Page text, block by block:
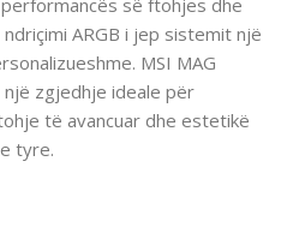
ARGB i jep sistemit një
MSI MAG
zgjedhje ideale për
të avancuar dhe estetikë
tyre.